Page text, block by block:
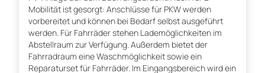
Mobilität ist gesorgt: Anschlüsse für PKW werden
vorbereitet und können bei Bedarf selbst ausgeführt
werden. Für Fahrräder stehen Lademöglichkeiten im
Abstellraum zur Verfügung. Außerdem bietet der
Fahrradraum eine Waschmöglichkeit sowie ein
Reparaturset für Fahrräder. Im Eingangsbereich wird ein